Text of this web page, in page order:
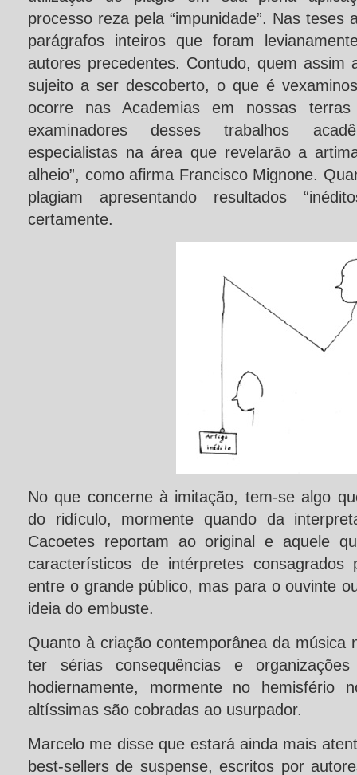
processo reza pela “impunidade”. Nas teses
parágrafos inteiros que foram
autores precedentes. Contudo, quem assim
sujeito a ser descoberto, o que é
ocorre nas Academias em nossas
examinadores desses trabalhos
especialistas na área que revelarão a
alheio”, como afirma Francisco Mignone.
plagiam apresentando resultados
certamente.
No que concerne à imitação, tem-se algo
do ridículo, mormente quando da
Cacoetes reportam ao original e aquele
característicos de intérpretes consagrados
entre o grande público, mas para o ouvinte
ideia do embuste.
Quanto à criação contemporânea da música
ter sérias consequências e
hodiernamente, mormente no hemisfério
altíssimas são cobradas ao usurpador.
Marcelo me disse que estará ainda mais
best-sellers de suspense, escritos por